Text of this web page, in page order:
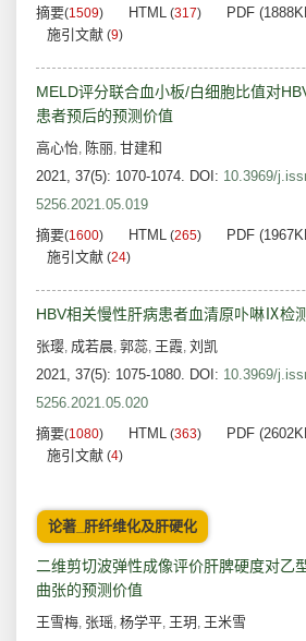
摘要(1509) HTML (317) PDF
施引文献 (9)
MELD评分联合血小板/白细胞比值对
患者预后的预测价值
高心怡, 陈丽, 甘建和
2021, 37(5): 1070-1074. DOI: 10.3969/
5256.2021.05.019
摘要(1600) HTML (265) PDF
施引文献 (24)
HBV相关慢性肝病患者血清原卟啉Ⅸ检
张璎, 成若晨, 郭蕊, 王霞, 刘凯
2021, 37(5): 1075-1080. DOI: 10.3969/
5256.2021.05.020
摘要(1080) HTML (363) PDF
施引文献 (4)
论著_肝纤维化及肝硬化
二维剪切波弹性成像评价肝脾硬度对乙
曲张的预测价值
王雪梅, 张瑶, 杨学平, 王玥 , 王米雪